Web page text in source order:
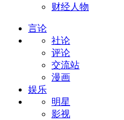
财经人物
言论
社论
评论
交流站
漫画
娱乐
明星
影视